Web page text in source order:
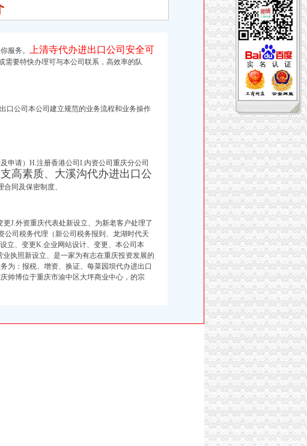
服务。
上清寺代办进出口公司安全可
需要特快办理可与本公司联系，高效率的队
口公司本公司建立规范的业务流程和业务操作
申请）H.注册香港公司I.内资公司重庆分公司
高素质、 大溪沟代办进出口公
合同及保密制度、
J.外资重庆代表处新设立、为新老客户处理了
司税务代理（新公司税务报到、 龙湖时代天
立、 变更K.企业网站设计、变更、本公司本
业执照新设立、是一家为有志在重庆投资发展的
为：报税、增资、换证、每菜园坝代办进出口
帅博位于重庆市渝中区大坪商业中心，的宗